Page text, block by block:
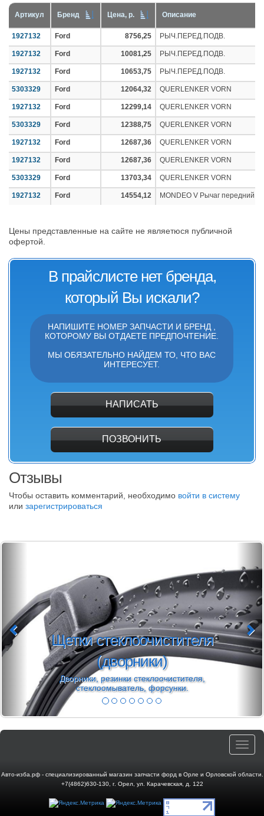
Артикул Бренд Цена, р. Описание
1927132 Ford 8756,25 РЫЧ.ПЕРЕД.ПОДВ.
1927132 Ford 10081,25 РЫЧ.ПЕРЕД.ПОДВ.
1927132 Ford 10653,75 РЫЧ.ПЕРЕД.ПОДВ.
5303329 Ford 12064,32 QUERLENKER VORN
1927132 Ford 12299,14 QUERLENKER VORN
5303329 Ford 12388,75 QUERLENKER VORN
1927132 Ford 12687,36 QUERLENKER VORN
1927132 Ford 12687,36 QUERLENKER VORN
5303329 Ford 13703,34 QUERLENKER VORN
1927132 Ford 14554,12 MONDEO V Рычаг передний л
Цены представленные на сайте не являетюся публичной
офертой.
В прайслисте нет бренда,
который Вы искали?
НАПИШИТЕ НОМЕР ЗАПЧАСТИ И БРЕНД ,
КОТОРОМУ ВЫ ОТДАЕТЕ ПРЕДПОЧТЕНИЕ.
МЫ ОБЯЗАТЕЛЬНО НАЙДЕМ ТО, ЧТО ВАС
ИНТЕРЕСУЕТ.
НАПИСАТЬ
ПОЗВОНИТЬ
Отзывы
Чтобы оставить комментарий, необходимо войти в систему
или зарегистрироваться
Щетки стеклоочистителя
(дворники)
Дворники, резинки стеклоочистителя,
стеклоомыватель, форсунки.
Toggle
Авто-изба.рф - специализированный магазин запчасти форд в Орле и Орловской области.
+7(4862)630-130, г. Орел, ул. Карачевская, д. 122